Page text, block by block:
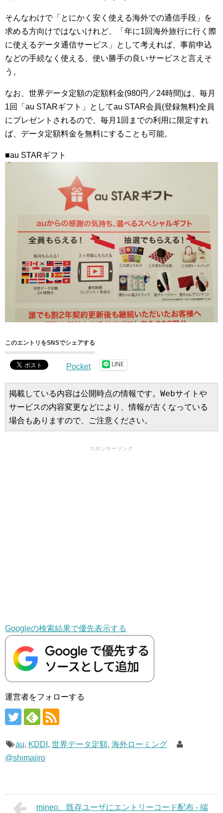
そんなわけで「とにかく安く使える海外での通信手段」を
求める方向けではないけれど、「年に1回海外旅行に行く際
に使えるデータ通信サービス」として考えれば、事前申込
などの手続なく使える、使い勝手の良いサービスと言えそ
う。
なお、世界データ定額の定額料金(980円／24時間)は、毎月
1回「au STARギフト」としてau STAR会員(登録無料)全員
にプレゼントされるので、毎月1回までの利用に限定すれ
ば、データ定額料金を無料にすることも可能。
■au STARギフト
このエントリをSNSでシェアする
Pocket LINE
掲載している内容は公開時点の情報です。Webサイトや
サービスの内容変更などにより、情報が古くなっている
場合もありますので、ご注意ください。
スポンサーリンク
Googleの検索結果で優先表示する
運営者をフォローする
au, KDDI , 世界データ定額, 海外ローミング
@shimajiro
mineo、既存ユーザにエントリーコード配布 - 端